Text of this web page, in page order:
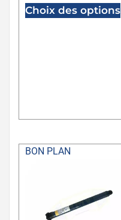
Choix des options
BON PLAN